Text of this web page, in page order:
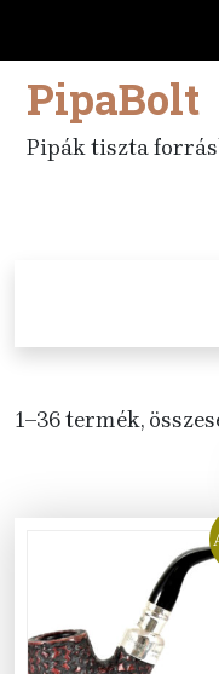
Skip
content
PipaBolt
Pipák tiszta
1–36 termék,